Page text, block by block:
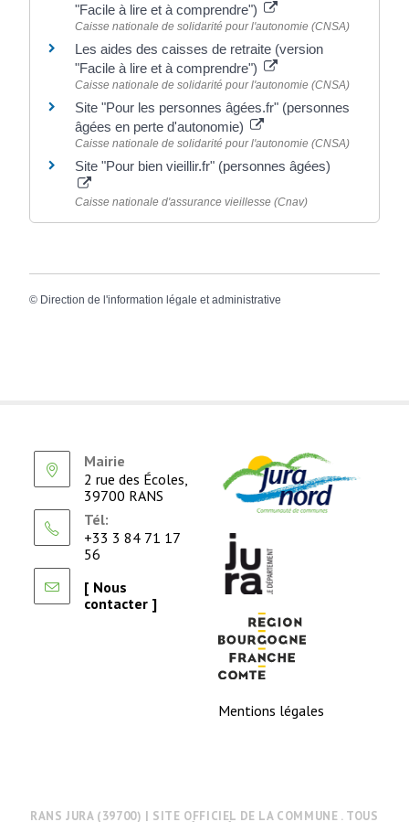
"Facile à lire et à comprendre")
Caisse nationale de solidarité pour l'autonomie (CNSA)
Les aides des caisses de retraite (version
"Facile à lire et à comprendre")
Caisse nationale de solidarité pour l'autonomie (CNSA)
Site "Pour les personnes âgées.fr" (personnes
âgées en perte d'autonomie)
Caisse nationale de solidarité pour l'autonomie (CNSA)
Site "Pour bien vieillir.fr" (personnes âgées)
Caisse nationale d'assurance vieillesse (Cnav)
© Direction de l'information légale et administrative
Mairie
2 rue des Écoles,
39700 RANS
Tél:
+33 3 84 71 17
56
[ Nous
contacter ]
Mentions légales
RANS JURA (39700) | SITE OFFICIEL DE LA COMMUNE . TOUS